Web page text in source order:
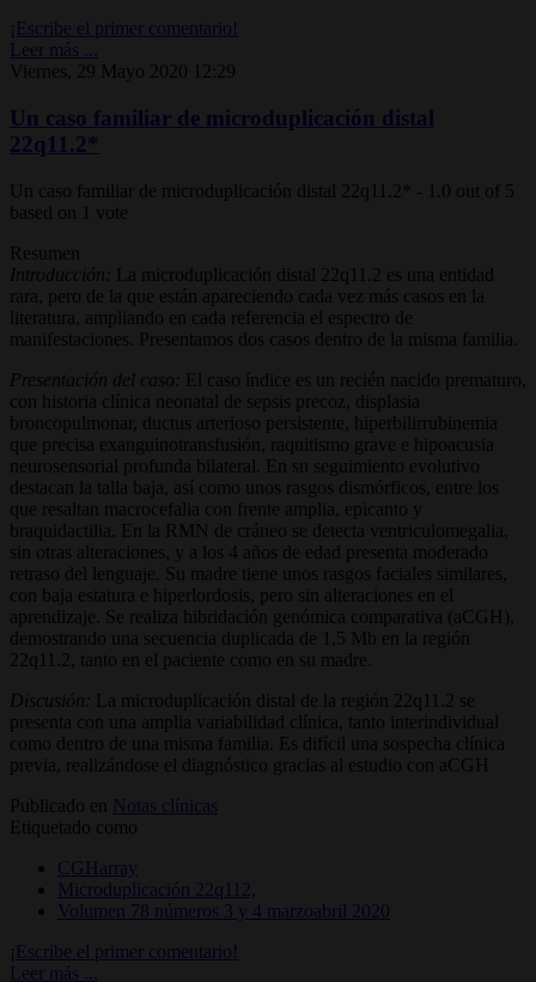
¡Escribe el primer comentario!
Leer más ...
Viernes, 29 Mayo 2020 12:29
Un caso familiar de microduplicación distal
22q11.2*
Un caso familiar de microduplicación distal 22q11.2* - 1.0 out of 5
based on
1 vote
Resumen
Introducción:
La microduplicación distal 22q11.2 es una entidad
rara, pero de la que están apareciendo cada vez más casos en la
literatura, ampliando en cada referencia el espectro de
manifestaciones. Presentamos dos casos dentro de la misma familia.
Presentación del caso:
El caso índice es un recién nacido prematuro,
con historia clínica neonatal de sepsis precoz, displasia
broncopulmonar, ductus arterioso persistente, hiperbilirrubinemia
que precisa exanguinotransfusión, raquitismo grave e hipoacusia
neurosensorial profunda bilateral. En su seguimiento evolutivo
destacan la talla baja, así como unos rasgos dismórficos, entre los
que resaltan macrocefalia con frente amplia, epicanto y
braquidactilia. En la RMN de cráneo se detecta ventriculomegalia,
sin otras alteraciones, y a los 4 años de edad presenta moderado
retraso del lenguaje. Su madre tiene unos rasgos faciales similares,
con baja estatura e hiperlordosis, pero sin alteraciones en el
aprendizaje. Se realiza hibridación genómica comparativa (aCGH),
demostrando una secuencia duplicada de 1,5 Mb en la región
22q11.2, tanto en el paciente como en su madre.
Discusión:
La microduplicación distal de la región 22q11.2 se
presenta con una amplia variabilidad clínica, tanto interindividual
como dentro de una misma familia. Es difícil una sospecha clínica
previa, realizándose el diagnóstico gracias al estudio con aCGH
Publicado en
Notas clínicas
Etiquetado como
CGHarray
Microduplicación 22q112,
Volumen 78 números 3 y 4 marzoabril 2020
¡Escribe el primer comentario!
Leer más ...